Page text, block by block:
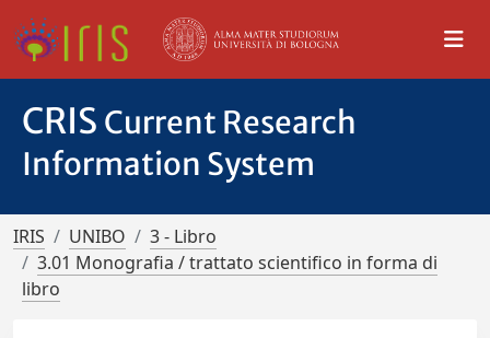
CRIS Current Research
Information System
IRIS UNIBO
3 - Libro
3.01 Monografia / trattato scientifico in forma di
libro